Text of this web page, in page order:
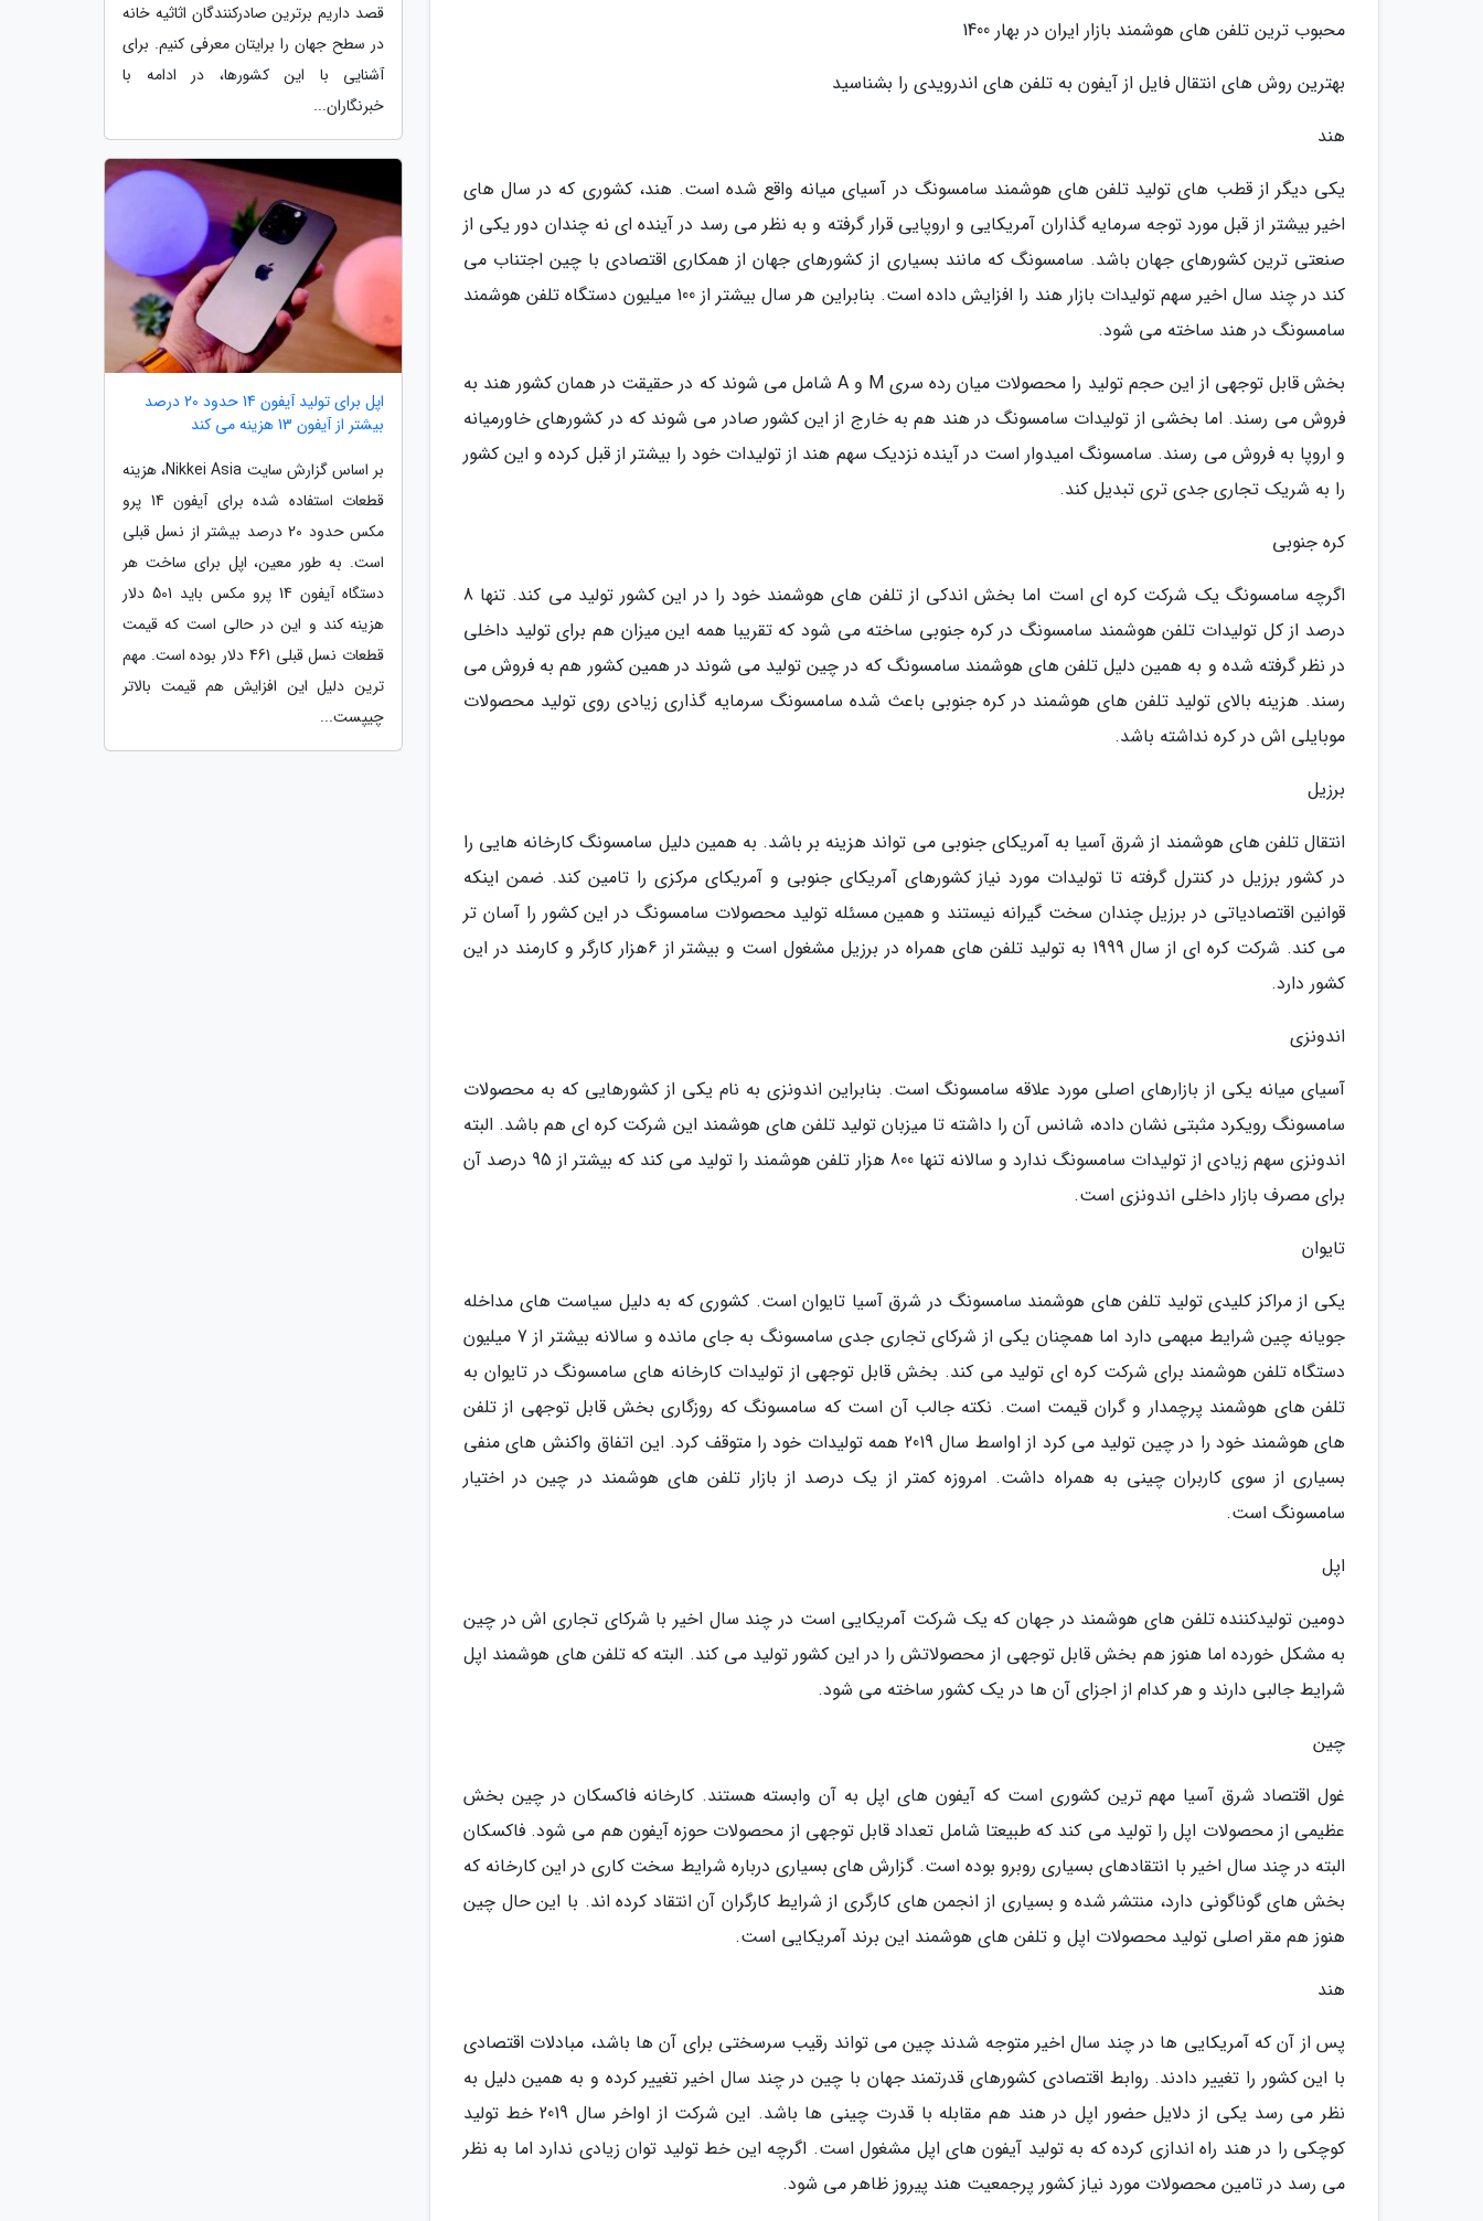
محبوب ترین تلفن های هوشمند بازار ایران در بهار 1400
بهترین روش های انتقال فایل از آیفون به تلفن های اندرویدی را بشناسید
هند
یکی دیگر از قطب های تولید تلفن های هوشمند سامسونگ در آسیای میانه واقع شده است. هند، کشوری که در سال های
اخیر بیشتر از قبل مورد توجه سرمایه گذاران آمریکایی و اروپایی قرار گرفته و به نظر می رسد در آینده ای نه چندان دور یکی از
صنعتی ترین کشورهای جهان باشد. سامسونگ که مانند بسیاری از کشورهای جهان از همکاری اقتصادی با چین اجتناب می
کند در چند سال اخیر سهم تولیدات بازار هند را افزایش داده است. بنابراین هر سال بیشتر از 100 میلیون دستگاه تلفن هوشمند
سامسونگ در هند ساخته می شود.
بخش قابل توجهی از این حجم تولید را محصولات میان رده سری M و A شامل می شوند که در حقیقت در همان کشور هند به
فروش می رسند. اما بخشی از تولیدات سامسونگ در هند هم به خارج از این کشور صادر می شوند که در کشورهای خاورمیانه
و اروپا به فروش می رسند. سامسونگ امیدوار است در آینده نزدیک سهم هند از تولیدات خود را بیشتر از قبل کرده و این کشور
را به شریک تجاری جدی تری تبدیل کند.
کره جنوبی
اگرچه سامسونگ یک شرکت کره ای است اما بخش اندکی از تلفن های هوشمند خود را در این کشور تولید می کند. تنها 8
درصد از کل تولیدات تلفن هوشمند سامسونگ در کره جنوبی ساخته می شود که تقریبا همه این میزان هم برای تولید داخلی
در نظر گرفته شده و به همین دلیل تلفن های هوشمند سامسونگ که در چین تولید می شوند در همین کشور هم به فروش می
رسند. هزینه بالای تولید تلفن های هوشمند در کره جنوبی باعث شده سامسونگ سرمایه گذاری زیادی روی تولید محصولات
موبایلی اش در کره نداشته باشد.
برزیل
انتقال تلفن های هوشمند از شرق آسیا به آمریکای جنوبی می تواند هزینه بر باشد. به همین دلیل سامسونگ کارخانه هایی را
در کشور برزیل در کنترل گرفته تا تولیدات مورد نیاز کشورهای آمریکای جنوبی و آمریکای مرکزی را تامین کند. ضمن اینکه
قوانین اقتصادیاتی در برزیل چندان سخت گیرانه نیستند و همین مسئله تولید محصولات سامسونگ در این کشور را آسان تر
می کند. شرکت کره ای از سال 1999 به تولید تلفن های همراه در برزیل مشغول است و بیشتر از 6هزار کارگر و کارمند در این
کشور دارد.
اندونزی
آسیای میانه یکی از بازارهای اصلی مورد علاقه سامسونگ است. بنابراین اندونزی به نام یکی از کشورهایی که به محصولات
سامسونگ رویکرد مثبتی نشان داده، شانس آن را داشته تا میزبان تولید تلفن های هوشمند این شرکت کره ای هم باشد. البته
اندونزی سهم زیادی از تولیدات سامسونگ ندارد و سالانه تنها 800 هزار تلفن هوشمند را تولید می کند که بیشتر از 95 درصد آن
برای مصرف بازار داخلی اندونزی است.
تایوان
یکی از مراکز کلیدی تولید تلفن های هوشمند سامسونگ در شرق آسیا تایوان است. کشوری که به دلیل سیاست های مداخله
جویانه چین شرایط مبهمی دارد اما همچنان یکی از شرکای تجاری جدی سامسونگ به جای مانده و سالانه بیشتر از 7 میلیون
دستگاه تلفن هوشمند برای شرکت کره ای تولید می کند. بخش قابل توجهی از تولیدات کارخانه های سامسونگ در تایوان به
تلفن های هوشمند پرچمدار و گران قیمت است. نکته جالب آن است که سامسونگ که روزگاری بخش قابل توجهی از تلفن
های هوشمند خود را در چین تولید می کرد از اواسط سال 2019 همه تولیدات خود را متوقف کرد. این اتفاق واکنش های منفی
بسیاری از سوی کاربران چینی به همراه داشت. امروزه کمتر از یک درصد از بازار تلفن های هوشمند در چین در اختیار
سامسونگ است.
اپل
دومین تولیدکننده تلفن های هوشمند در جهان که یک شرکت آمریکایی است در چند سال اخیر با شرکای تجاری اش در چین
به مشکل خورده اما هنوز هم بخش قابل توجهی از محصولاتش را در این کشور تولید می کند. البته که تلفن های هوشمند اپل
شرایط جالبی دارند و هر کدام از اجزای آن ها در یک کشور ساخته می شود.
چین
غول اقتصاد شرق آسیا مهم ترین کشوری است که آیفون های اپل به آن وابسته هستند. کارخانه فاکسکان در چین بخش
عظیمی از محصولات اپل را تولید می کند که طبیعتا شامل تعداد قابل توجهی از محصولات حوزه آیفون هم می شود. فاکسکان
البته در چند سال اخیر با انتقادهای بسیاری روبرو بوده است. گزارش های بسیاری درباره شرایط سخت کاری در این کارخانه که
بخش های گوناگونی دارد، منتشر شده و بسیاری از انجمن های کارگری از شرایط کارگران آن انتقاد کرده اند. با این حال چین
هنوز هم مقر اصلی تولید محصولات اپل و تلفن های هوشمند این برند آمریکایی است.
هند
پس از آن که آمریکایی ها در چند سال اخیر متوجه شدند چین می تواند رقیب سرسختی برای آن ها باشد، مبادلات اقتصادی
با این کشور را تغییر دادند. روابط اقتصادی کشورهای قدرتمند جهان با چین در چند سال اخیر تغییر کرده و به همین دلیل به
نظر می رسد یکی از دلایل حضور اپل در هند هم مقابله با قدرت چینی ها باشد. این شرکت از اواخر سال 2019 خط تولید
کوچکی را در هند راه اندازی کرده که به تولید آیفون های اپل مشغول است. اگرچه این خط تولید توان زیادی ندارد اما به نظر
می رسد در تامین محصولات مورد نیاز کشور پرجمعیت هند پیروز ظاهر می شود.
قصد داریم برترین صادرکنندگان اثاثیه خانه
در سطح جهان را برایتان معرفی کنیم. برای
آشنایی با این کشورها، در ادامه با
خبرنگاران...
اپل برای تولید آیفون 14 حدود 20 درصد
بیشتر از آیفون 13 هزینه می کند
بر اساس گزارش سایت Nikkei Asia، هزینه
قطعات استفاده شده برای آیفون 14 پرو
مکس حدود 20 درصد بیشتر از نسل قبلی
است. به طور معین، اپل برای ساخت هر
دستگاه آیفون 14 پرو مکس باید 501 دلار
هزینه کند و این در حالی است که قیمت
قطعات نسل قبلی 461 دلار بوده است. مهم
ترین دلیل این افزایش هم قیمت بالاتر
چیپست...